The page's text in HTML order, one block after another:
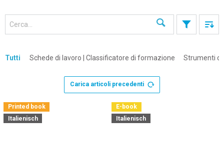
Cerca
Tutti Schede di lavoro | Classificatore di formazione Strumenti di
Carica articoli precedenti
Printed book
Italienisch
E-book
Italienisch